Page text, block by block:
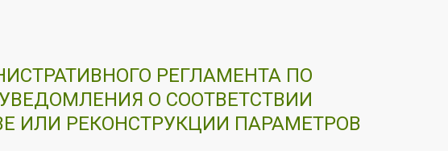
РЕГЛАМЕНТА ПО
О СООТВЕТСТВИИ
ИЛИ РЕКОНСТРУКЦИИ ПАРАМЕТРОВ